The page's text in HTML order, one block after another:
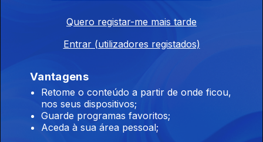
Edição | Lília Almeida
Edição | Lília Almeida
21 jul. 2026
Quero registar-me mais tarde
Entrar (utilizadores registados)
Vantagens
Retome o conteúdo a partir de onde ficou,
nos seus dispositivos;
Guarde programas favoritos;
Aceda à sua área pessoal;